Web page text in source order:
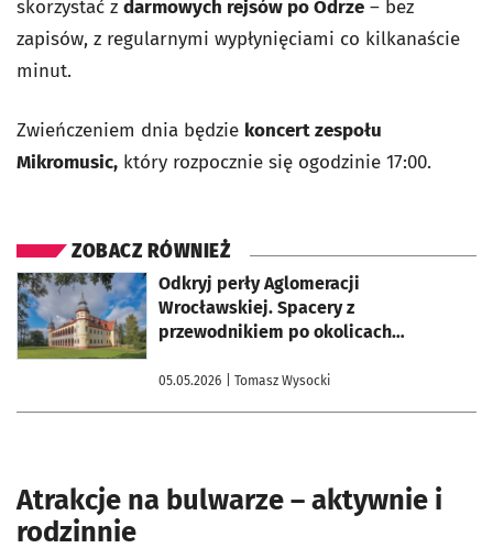
skorzystać z darmowych rejsów po Odrze – bez
zapisów, z regularnymi wypłynięciami co kilkanaście
minut.
Zwieńczeniem dnia będzie koncert zespołu
Mikromusic, który rozpocznie się ogodzinie 17:00.
ZOBACZ RÓWNIEŻ
Odkryj perły Aglomeracji
Wrocławskiej. Spacery z
przewodnikiem po okolicach
05.05.2026 | Tomasz Wysocki
otworzy się w nowej karcie
Atrakcje na bulwarze – aktywnie i
rodzinnie